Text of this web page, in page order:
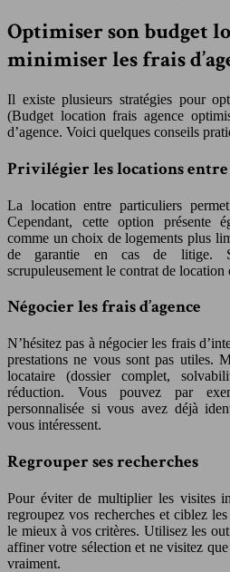
Optimiser son budget
minimiser les frais
Il existe plusieurs stratégies pour
(Budget location frais agence
d’agence. Voici quelques conseils
Privilégier les locations
La location entre particuliers
Cependant, cette option présente
comme un choix de logements plus
de garantie en cas de litige.
scrupuleusement le contrat de location
Négocier les frais d’agence
N’hésitez pas à négocier les frais
prestations ne vous sont pas utiles.
locataire (dossier complet,
réduction. Vous pouvez par
personnalisée si vous avez déjà
vous intéressent.
Regrouper ses recherches
Pour éviter de multiplier les visites
regroupez vos recherches et ciblez
le mieux à vos critères. Utilisez les
affiner votre sélection et ne visitez
vraiment.